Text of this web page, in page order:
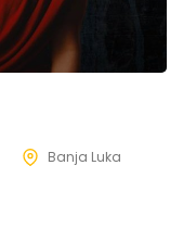
Banja Luka